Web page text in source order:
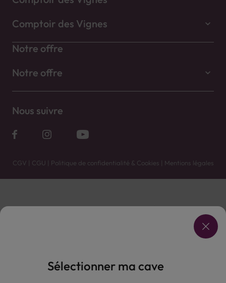
Comptoir des Vignes
Notre offre
Notre offre
Nous suivre
CGV | CGU | Politique de confidentialité & Cookies | Mentions légales
Vente uniquement en caves. Contactez votre caviste pour plus de renseignements.
L'ABUS D'ALCOOL EST DANGEREUX POUR LA SANTÉ, À CONSOMMER AVEC MODÉRATION.
Sélectionner ma cave